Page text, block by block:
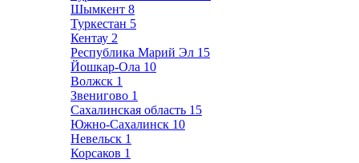
Шымкент 8
Туркестан 5
Кентау 2
Республика Марий Эл 15
Йошкар-Ола 10
Волжск 1
Звенигово 1
Сахалинская область 15
Южно-Сахалинск 10
Невельск 1
Корсаков 1